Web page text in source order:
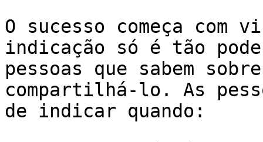
O sucesso começa com
indicação só é tão
pessoas que sabem
compartilhá-lo. As
de indicar quando: